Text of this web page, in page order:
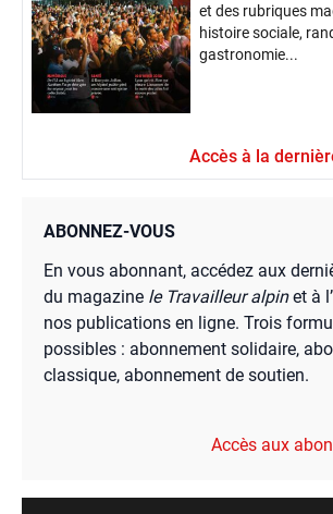
et des rubriques
histoire sociale,
gastronomie...
Accès à la
ABONNEZ-VOUS
En vous abonnant, accédez aux
du magazine le Travailleur alpinet à
nos publications en ligne. Trois
possibles : abonnement solidaire,
classique, abonnement de soutien.
Accès aux